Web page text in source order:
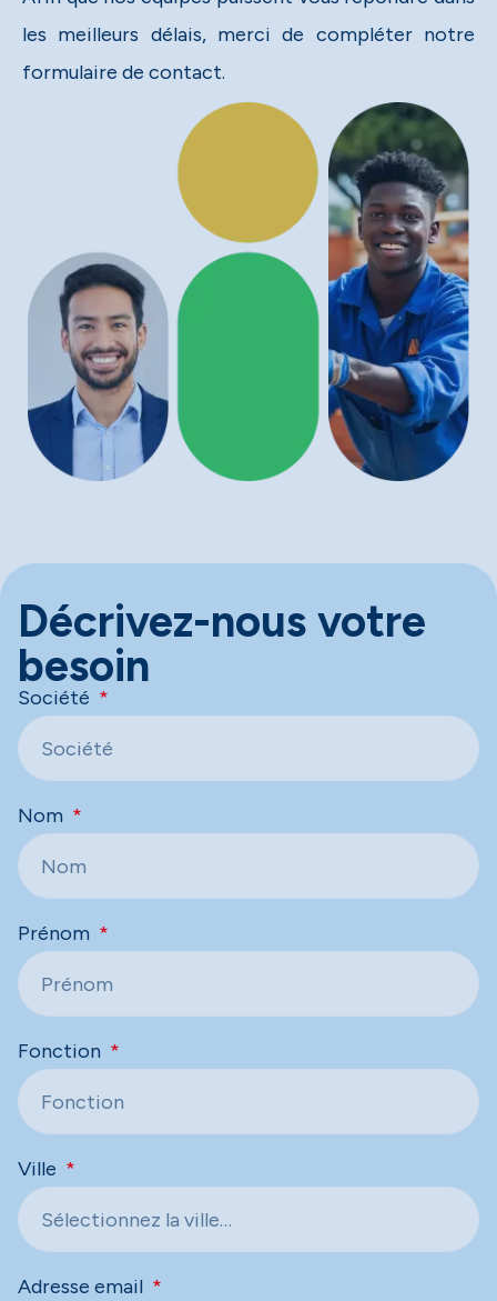
les meilleurs délais, merci de compléter notre
formulaire de contact.​
Décrivez-nous votre
besoin
Société
Nom
Prénom
Fonction
Ville
Adresse email